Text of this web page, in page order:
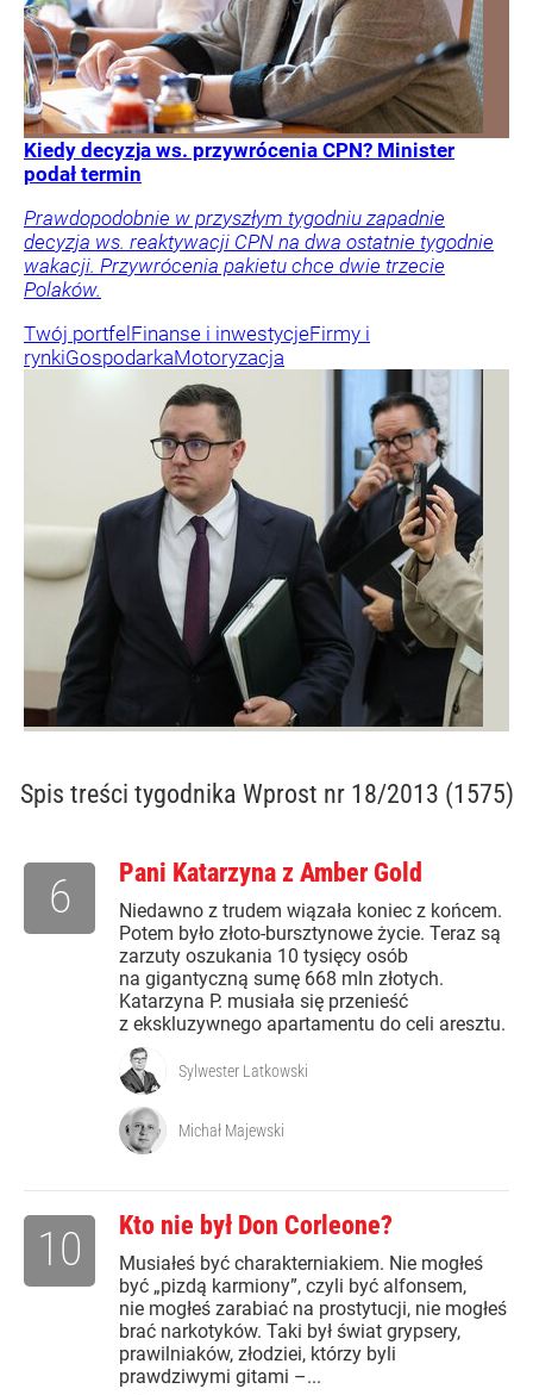
Kiedy decyzja ws. przywrócenia CPN? Minister
podał termin
Prawdopodobnie w przyszłym tygodniu zapadnie
decyzja ws. reaktywacji CPN na dwa ostatnie tygodnie
wakacji. Przywrócenia pakietu chce dwie trzecie
Polaków.
Twój portfel Finanse i inwestycjeFirmy i
rynkiGospodarkaMotoryzacja
Spis treści tygodnika Wprost nr 18/2013 (1575)
Pani Katarzyna z Amber Gold
Niedawno z trudem wiązała koniec z końcem.
Potem było złoto-bursztynowe życie. Teraz są
zarzuty oszukania 10 tysięcy osób
na gigantyczną sumę 668 mln złotych.
Katarzyna P. musiała się przenieść
z ekskluzywnego apartamentu do celi aresztu.
6
Sylwester Latkowski
Michał Majewski
Kto nie był Don Corleone?
Musiałeś być charakterniakiem. Nie mogłeś
być „pizdą karmiony”, czyli być alfonsem,
nie mogłeś zarabiać na prostytucji, nie mogłeś
brać narkotyków. Taki był świat grypsery,
prawilniaków, złodziei, którzy byli
prawdziwymi gitami –...
10